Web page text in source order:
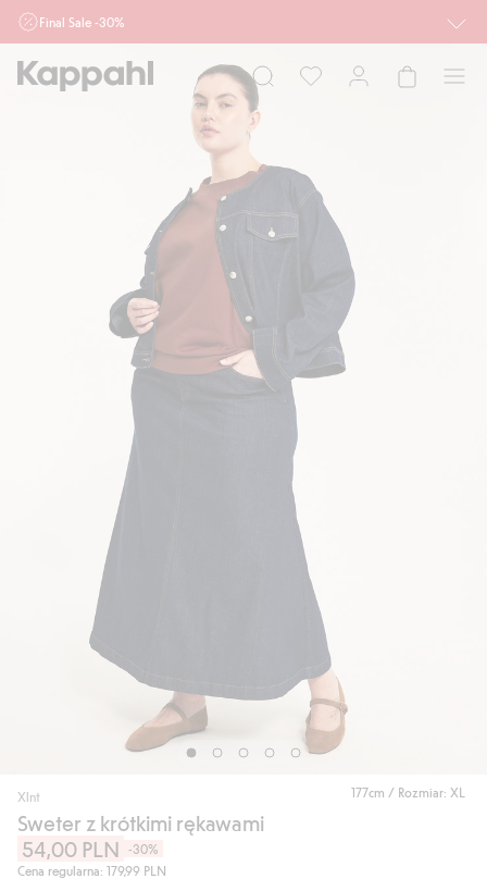
Final Sale -30%
działu outlet do 10.8 w sklepach Kappahl i Newbie oraz na kappahl.com. Ofert
nie łączymy
Mężczyzna Dziecko
177cm / Rozmiar: XL
Xlnt
Sweter z krótkimi rękawami
54,00 PLN
-30%
Cena regularna: 179,99 PLN